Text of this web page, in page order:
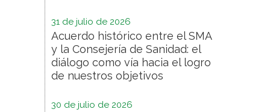
31 de julio de 2026
Acuerdo histórico entre el SMA
y la Consejería de Sanidad: el
diálogo como vía hacia el logro
de nuestros objetivos
30 de julio de 2026